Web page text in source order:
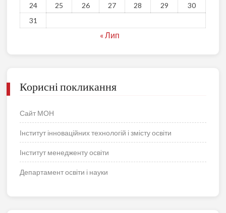
24
25 26 27 28 29
30
31
« Лип
Корисні покликання
Сайт МОН
Інститут інноваційних технологій і змісту освіти
Інститут менедженту освіти
Департамент освіти і науки